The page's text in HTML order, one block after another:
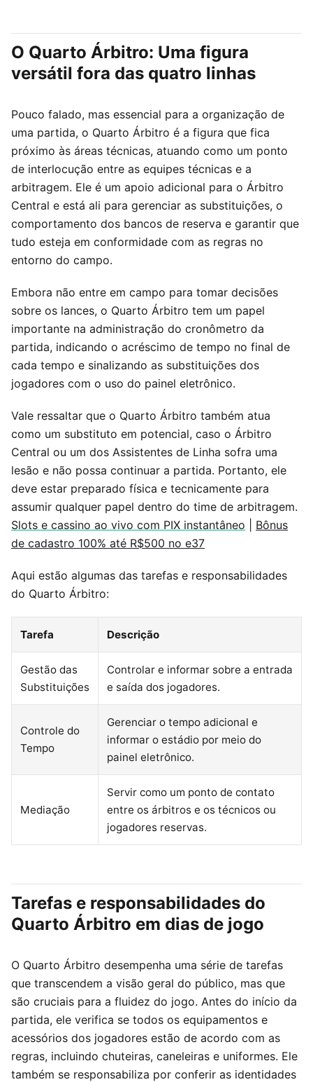
O Quarto Árbitro: Uma figura
versátil fora das quatro linhas
Pouco falado, mas essencial para a organização de
uma partida, o Quarto Árbitro é a figura que fica
próximo às áreas técnicas, atuando como um ponto
de interlocução entre as equipes técnicas e a
arbitragem. Ele é um apoio adicional para o Árbitro
Central e está ali para gerenciar as substituições, o
comportamento dos bancos de reserva e garantir que
tudo esteja em conformidade com as regras no
entorno do campo.
Embora não entre em campo para tomar decisões
sobre os lances, o Quarto Árbitro tem um papel
importante na administração do cronômetro da
partida, indicando o acréscimo de tempo no final de
cada tempo e sinalizando as substituições dos
jogadores com o uso do painel eletrônico.
Vale ressaltar que o Quarto Árbitro também atua
como um substituto em potencial, caso o Árbitro
Central ou um dos Assistentes de Linha sofra uma
lesão e não possa continuar a partida. Portanto, ele
deve estar preparado física e tecnicamente para
assumir qualquer papel dentro do time de arbitragem.
Slots e cassino ao vivo com PIX instantâneo
Bônus
de cadastro 100% até R$500 no e37
Aqui estão algumas das tarefas e responsabilidades
do Quarto Árbitro:
Tarefa Descrição
Gestão das
Substituições
Controlar e informar sobre a entrada
e saída dos jogadores.
Controle do
Tempo
Gerenciar o tempo adicional e
informar o estádio por meio do
painel eletrônico.
Mediação
Servir como um ponto de contato
entre os árbitros e os técnicos ou
jogadores reservas.
Tarefas e responsabilidades do
Quarto Árbitro em dias de jogo
O Quarto Árbitro desempenha uma série de tarefas
que transcendem a visão geral do público, mas que
são cruciais para a fluidez do jogo. Antes do início da
partida, ele verifica se todos os equipamentos e
acessórios dos jogadores estão de acordo com as
regras, incluindo chuteiras, caneleiras e uniformes. Ele
também se responsabiliza por conferir as identidades